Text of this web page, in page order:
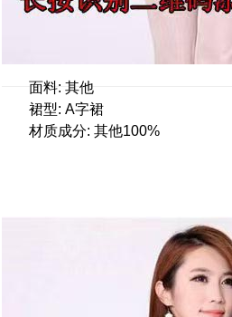
面料: 其他
裙型: A字裙
材质成分: 其他100%